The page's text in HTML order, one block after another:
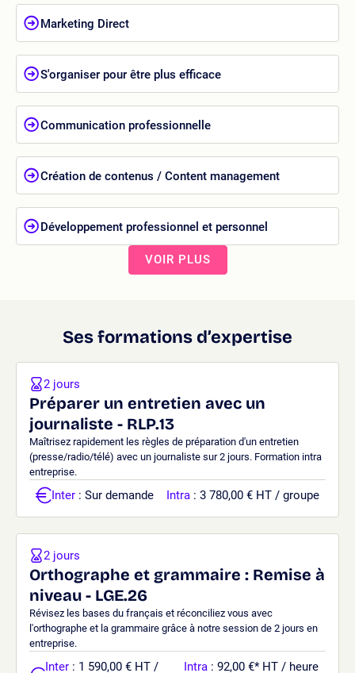
Marketing Direct
S'organiser pour être plus efficace
Communication professionnelle
Création de contenus / Content management
Développement professionnel et personnel
VOIR PLUS
Ses formations d’expertise
Préparer un entretien avec un
journaliste - RLP.13
Maîtrisez rapidement les règles de préparation d'un entretien
(presse/radio/télé) avec un journaliste sur 2 jours. Formation intra
entreprise.
2 jours
Inter : Sur demande Intra : 3 780,00 € HT / groupe
Orthographe et grammaire : Remise à
niveau - LGE.26
Révisez les bases du français et réconciliez vous avec
l'orthographe et la grammaire grâce à notre session de 2 jours en
entreprise.
2 jours
Inter : 1 590,00 € HT / Intra : 92,00 €*HT / heure